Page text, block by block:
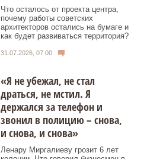
Что осталось от проекта центра,
почему работы советских
архитекторов остались на бумаге и
как будет развиваться территория?
31.07.2026, 07:00
«Я не убежал, не стал
драться, не мстил. Я
держался за телефон и
звонил в полицию – снова,
и снова, и снова»
Ленару Миргалиеву грозит 6 лет